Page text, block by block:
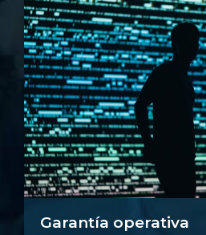
Garantía operativa